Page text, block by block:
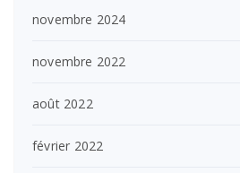
novembre 2024
novembre 2022
août 2022
février 2022